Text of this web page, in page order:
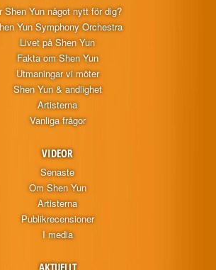
Shen Yun något nytt för dig?
Yun Symphony Orchestra
Livet på Shen Yun
Fakta om Shen Yun
Utmaningar vi möter
Shen Yun & andlighet
Artisterna
Vanliga frågor
VIDEOR
Senaste
Om Shen Yun
Artisterna
Publikrecensioner
I media
AKTUELLT